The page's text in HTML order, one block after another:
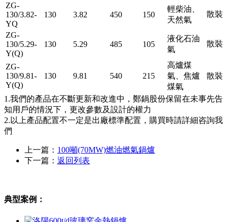
ZG-
130/3.82-
YQ
130 3.82 450 150
輕柴油、
天然氣
散裝
ZG-
130/5.29-
Y(Q)
130 5.29 485 105
液化石油
氣
散裝
ZG-
130/9.81-
Y(Q)
130 9.81 540 215
高爐煤
氣、焦爐
煤氣
散裝
1.我們的產品在不斷更新和改進中，鄭鍋股份保留在未事先告
知用戶的情況下，更改參數及設計的權力
2.以上產品配置不一定是出廠標準配置，購買時請詳細咨詢我
們
上一篇： 100噸(70MW)燃油燃氣鍋爐
下一篇： 返回列表
典型案例：